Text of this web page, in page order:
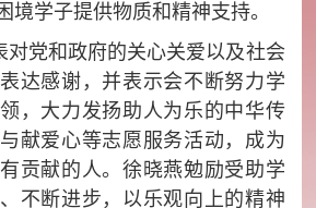
境学子提供物质和精神支持。
对党和政府的关心关爱以及社会
达感谢，并表示会不断努力学
，大力发扬助人为乐的中华传
献爱心等志愿服务活动，成为
贡献的人。徐晓燕勉励受助学
不断进步，以乐观向上的精神